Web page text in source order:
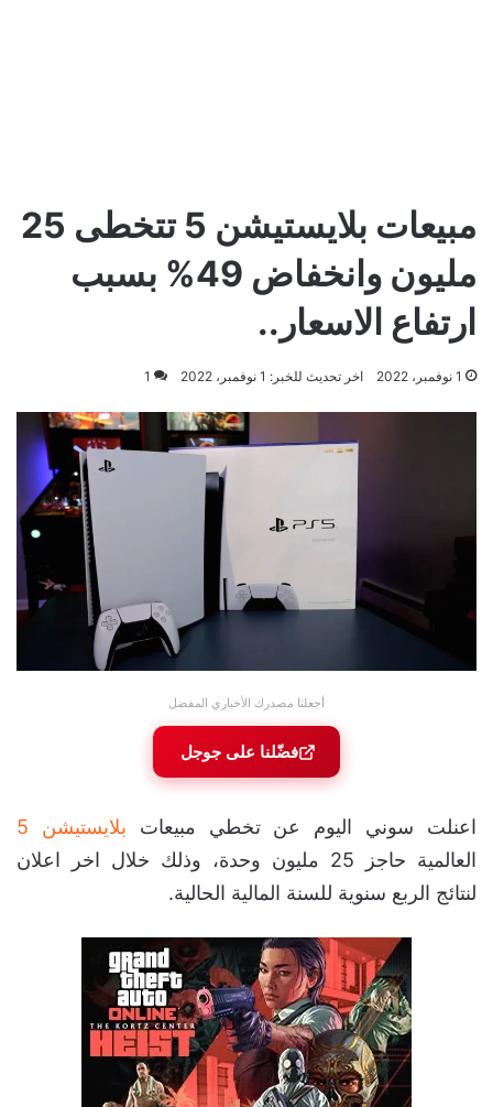
مبيعات بلايستيشن 5 تتخطى 25
مليون وانخفاض 49% بسبب
ارتفاع الاسعار..
1 نوفمبر، 2022 اخر تحديث للخبر: 1 نوفمبر، 2022 1
أجعلنا مصدرك الأخباري المفضل
فضّلنا على جوجل
اعنلت سوني اليوم عن تخطي مبيعات بلايستيشن 5
العالمية حاجز 25 مليون وحدة، وذلك خلال اخر اعلان
لنتائج الربع سنوية للسنة المالية الحالية.